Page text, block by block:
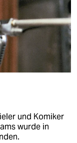
und Komiker
wurde in